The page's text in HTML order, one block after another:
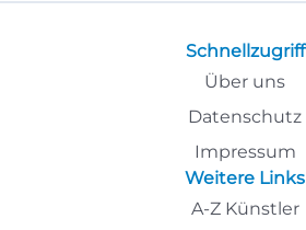
Schnellzugriff
Über uns
Datenschutz
Impressum
Weitere Links
A-Z Künstler